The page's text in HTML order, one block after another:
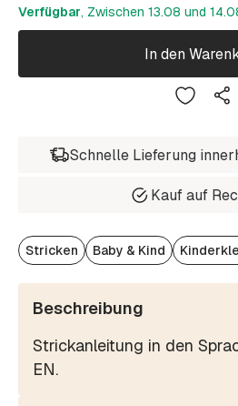
Verfügbar, Zwischen 13.08 und
In den
Schnelle Lieferung
Kauf auf
Stricken Baby & Kind
Beschreibung
Strickanleitung in den
EN.